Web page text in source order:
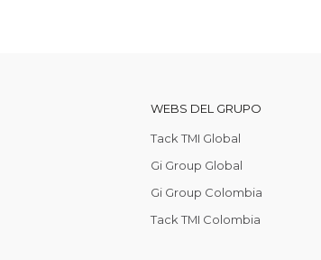
WEBS DEL GRUPO
Tack TMI Global
Gi Group Global
Gi Group Colombia
Tack TMI Colombia